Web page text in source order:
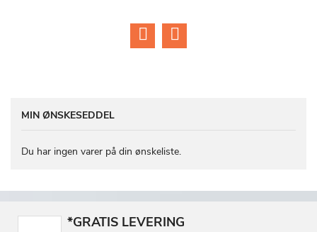
MIN ØNSKESEDDEL
Du har ingen varer på din ønskeliste.
*GRATIS LEVERING